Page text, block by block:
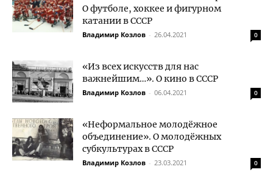
О футболе, хоккее и фигурном
катании в СССР
Владимир Козлов - 26.04.2021 0
«Из всех искусств для нас
важнейшим…». О кино в СССР
Владимир Козлов - 06.04.2021 0
«Неформальное молодёжное
объединение». О молодёжных
субкультурах в СССР
Владимир Козлов - 23.03.2021 0